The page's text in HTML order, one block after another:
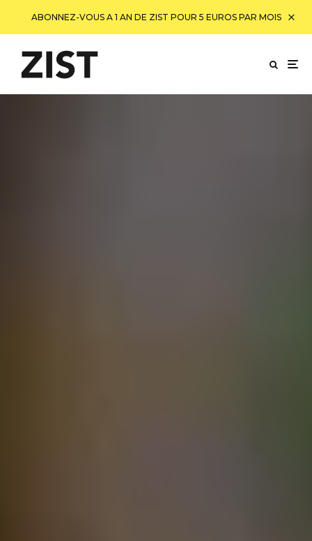
ABONNEZ-VOUS A 1 AN DE ZIST POUR 5 EUROS PAR MOIS